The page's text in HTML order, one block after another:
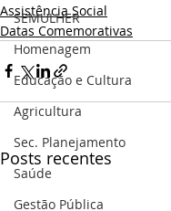
SEMULHER
Homenagem
Educação e Cultura
Agricultura
Sec. Planejamento
Saúde
Gestão Pública
Assistência Social
Datas Comemorativas
Posts recentes